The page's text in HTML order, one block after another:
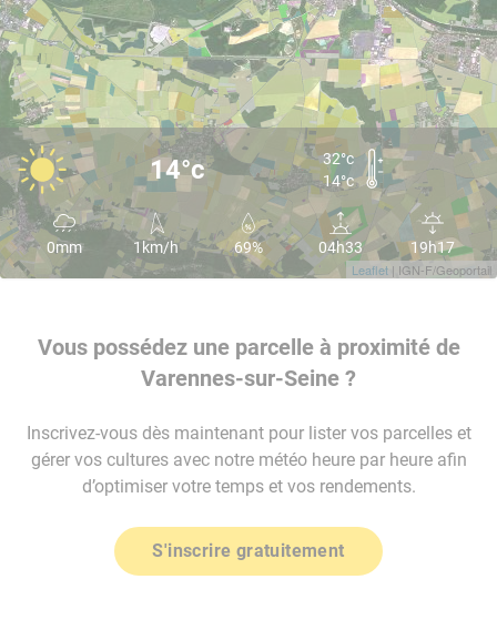
Leaflet | IGN-F/Geoportail
14°c
32°c
14°c
0mm 1km/h 69% 04h33 19h17
Vous possédez une parcelle à proximité de
Varennes-sur-Seine ?
Inscrivez-vous dès maintenant pour lister vos parcelles et
gérer vos cultures avec notre météo heure par heure afin
d’optimiser votre temps et vos rendements.
S'inscrire gratuitement